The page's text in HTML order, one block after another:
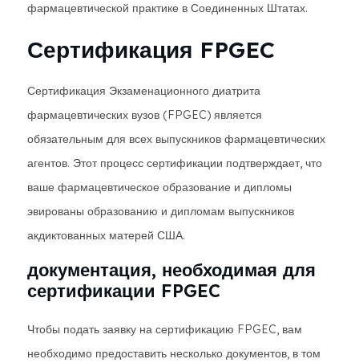
фармацевтической практике в Соединенных Штатах.
Сертификация FPGEC
Сертификация Экзаменационного диатрита
фармацевтических вузов (FPGEC) является
обязательным для всех выпускников фармацевтических
агентов. Этот процесс сертификации подтверждает, что
ваше фармацевтическое образование и дипломы
эвированы образованию и дипломам выпускников
акдиктованных матерей США.
документация, необходимая для
сертификации FPGEC
Чтобы подать заявку на сертификацию FPGEC, вам
необходимо предоставить несколько документов, в том